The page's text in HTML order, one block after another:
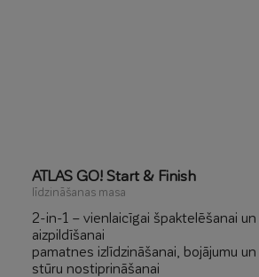
ATLAS GO! Start & Finish
līdzināšanas masa
2-in-1 – vienlaicīgai špaktelēšanai
aizpildīšanai
pamatnes izlīdzināšanai, bojājumu un
stūru nostiprināšanai